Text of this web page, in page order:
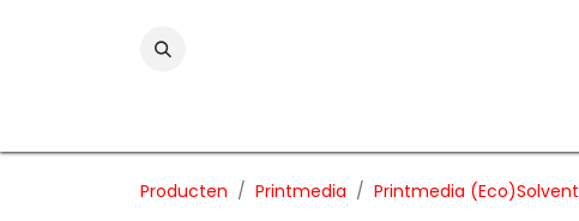
Producten Printmedia Printmedia (Eco)Solvent